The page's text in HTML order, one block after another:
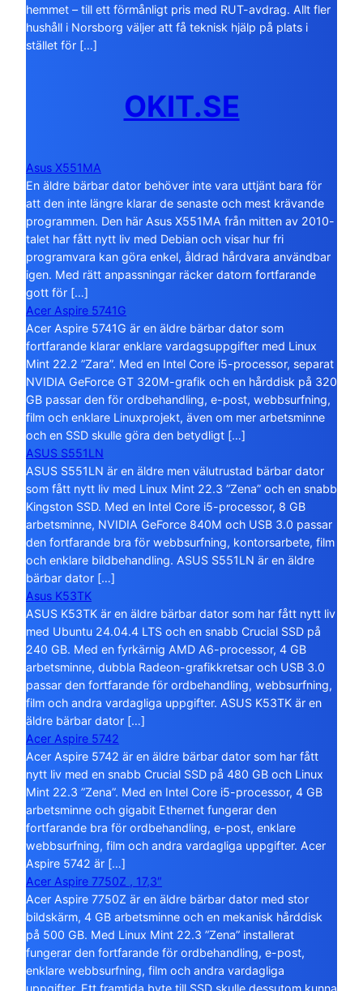
hemmet – till ett förmånligt pris med RUT-avdrag. Allt fler
hushåll i Norsborg väljer att få teknisk hjälp på plats i
stället för […]
OKIT.SE
Asus X551MA
En äldre bärbar dator behöver inte vara uttjänt bara för
att den inte längre klarar de senaste och mest krävande
programmen. Den här Asus X551MA från mitten av 2010-
talet har fått nytt liv med Debian och visar hur fri
programvara kan göra enkel, åldrad hårdvara användbar
igen. Med rätt anpassningar räcker datorn fortfarande
gott för […]
Acer Aspire 5741G
Acer Aspire 5741G är en äldre bärbar dator som
fortfarande klarar enklare vardagsuppgifter med Linux
Mint 22.2 ”Zara”. Med en Intel Core i5-processor, separat
NVIDIA GeForce GT 320M-grafik och en hårddisk på 320
GB passar den för ordbehandling, e-post, webbsurfning,
film och enklare Linuxprojekt, även om mer arbetsminne
och en SSD skulle göra den betydligt […]
ASUS S551LN
ASUS S551LN är en äldre men välutrustad bärbar dator
som fått nytt liv med Linux Mint 22.3 ”Zena” och en snabb
Kingston SSD. Med en Intel Core i5-processor, 8 GB
arbetsminne, NVIDIA GeForce 840M och USB 3.0 passar
den fortfarande bra för webbsurfning, kontorsarbete, film
och enklare bildbehandling. ASUS S551LN är en äldre
bärbar dator […]
Asus K53TK
ASUS K53TK är en äldre bärbar dator som har fått nytt liv
med Ubuntu 24.04.4 LTS och en snabb Crucial SSD på
240 GB. Med en fyrkärnig AMD A6-processor, 4 GB
arbetsminne, dubbla Radeon-grafikkretsar och USB 3.0
passar den fortfarande för ordbehandling, webbsurfning,
film och andra vardagliga uppgifter. ASUS K53TK är en
äldre bärbar dator […]
Acer Aspire 5742
Acer Aspire 5742 är en äldre bärbar dator som har fått
nytt liv med en snabb Crucial SSD på 480 GB och Linux
Mint 22.3 ”Zena”. Med en Intel Core i5-processor, 4 GB
arbetsminne och gigabit Ethernet fungerar den
fortfarande bra för ordbehandling, e-post, enklare
webbsurfning, film och andra vardagliga uppgifter. Acer
Aspire 5742 är […]
Acer Aspire 7750Z , 17,3″
Acer Aspire 7750Z är en äldre bärbar dator med stor
bildskärm, 4 GB arbetsminne och en mekanisk hårddisk
på 500 GB. Med Linux Mint 22.3 ”Zena” installerat
fungerar den fortfarande för ordbehandling, e-post,
enklare webbsurfning, film och andra vardagliga